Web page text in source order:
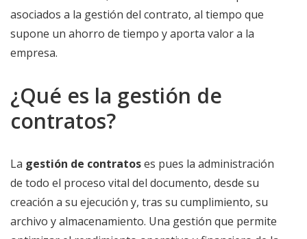
asociados a la gestión del contrato, al tiempo que
supone un ahorro de tiempo y aporta valor a la
empresa.
¿Qué es la gestión de
contratos?
La gestión de contratoses pues la administración
de todo el proceso vital del documento, desde su
creación a su ejecución y, tras su cumplimiento, su
archivo y almacenamiento. Una gestión que permite